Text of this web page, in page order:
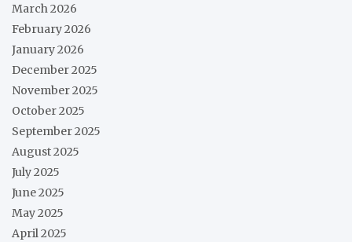
March 2026
February 2026
January 2026
December 2025
November 2025
October 2025
September 2025
August 2025
July 2025
June 2025
May 2025
April 2025